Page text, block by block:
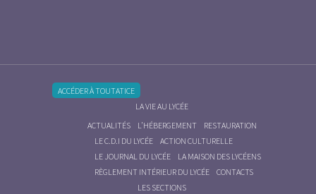
ACCÉDER À TOUTATICE
LA VIE AU LYCÉE
ACTUALITÉS
L’HÉBERGEMENT
RESTAURATION
LE C.D.I DU LYCÉE
ACTION CULTURELLE
LE JOURNAL DU LYCÉE
LA MAISON DES LYCÉENS
RÈGLEMENT INTÉRIEUR DU LYCÉE
CONTACTS
LES SECTIONS